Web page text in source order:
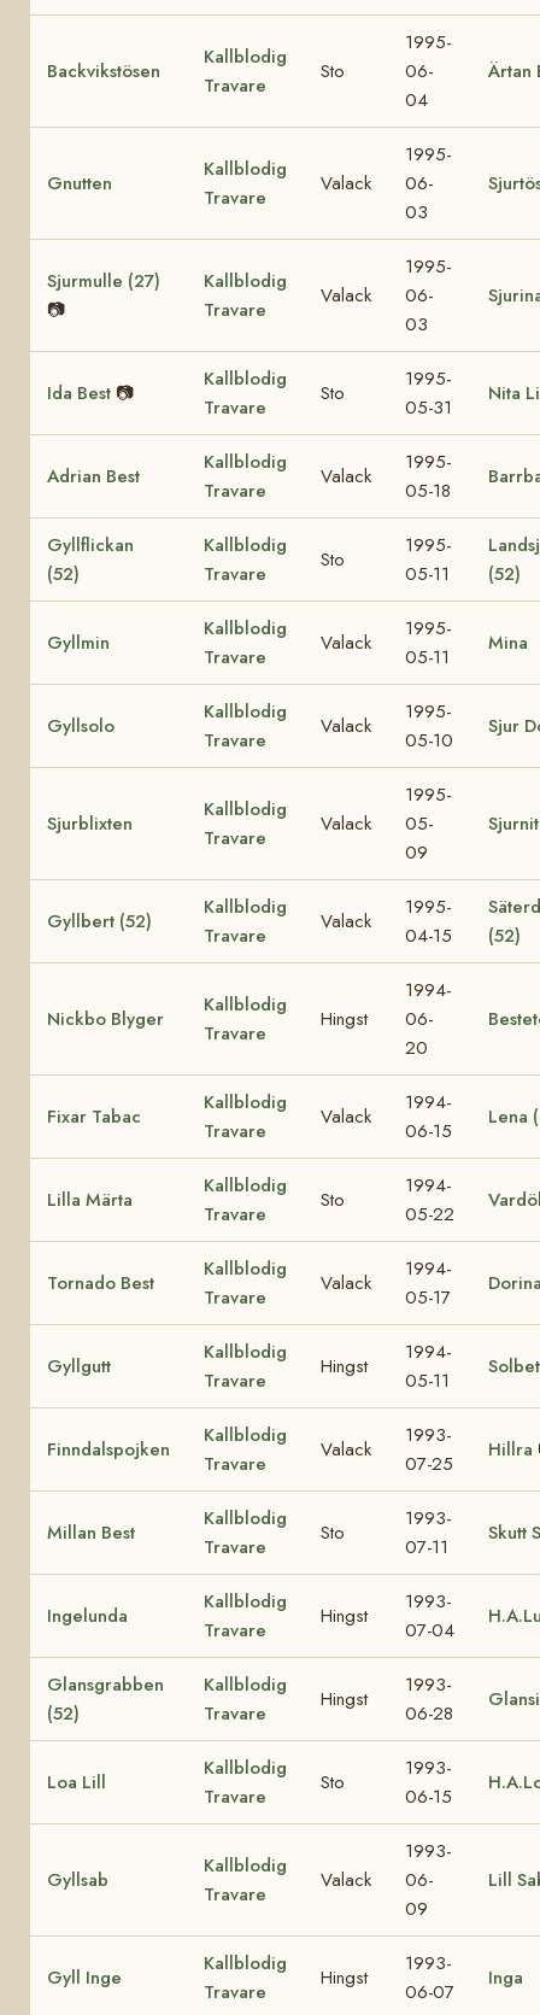
Backvikstösen
Kallblodig
Travare
Sto
1995-
06-
04
Ärtan
Gnutten
Kallblodig
Travare
Valack
1995-
06-
03
Sjurmulle (27)
📷
Kallblodig
Travare
Valack
1995-
06-
03
Ida Best 📷
Kallblodig
Travare
Sto
1995-
05-31
Nita
Adrian Best
Kallblodig
Travare
Valack
1995-
05-18
Gyllflickan
(52)
Kallblodig
Travare
Sto
1995-
05-11
(52)
Gyllmin
Kallblodig
Travare
Valack
1995-
05-11
Mina
Gyllsolo
Kallblodig
Travare
Valack
1995-
05-10
Sjur
Sjurblixten
Kallblodig
Travare
Valack
1995-
05-
09
Gyllbert (52)
Kallblodig
Travare
Valack
1995-
04-15
(52)
Nickbo Blyger
Kallblodig
Travare
Hingst
1994-
06-
20
Fixar Tabac
Kallblodig
Travare
Valack
1994-
06-15
Lena
Lilla Märta
Kallblodig
Travare
Sto
1994-
05-22
Tornado Best
Kallblodig
Travare
Valack
1994-
05-17
Gyllgutt
Kallblodig
Travare
Hingst
1994-
05-11
Finndalspojken
Kallblodig
Travare
Valack
1993-
07-25
Hillra
Millan Best
Kallblodig
Travare
Sto
1993-
07-11
Skutt
Ingelunda
Kallblodig
Travare
Hingst
1993-
07-04
Glansgrabben
(52)
Kallblodig
Travare
Hingst
1993-
06-28
Loa Lill
Kallblodig
Travare
Sto
1993-
06-15
Gyllsab
Kallblodig
Travare
Valack
1993-
06-
09
Lill
Gyll Inge
Kallblodig
Travare
Hingst
1993-
06-07
Inga